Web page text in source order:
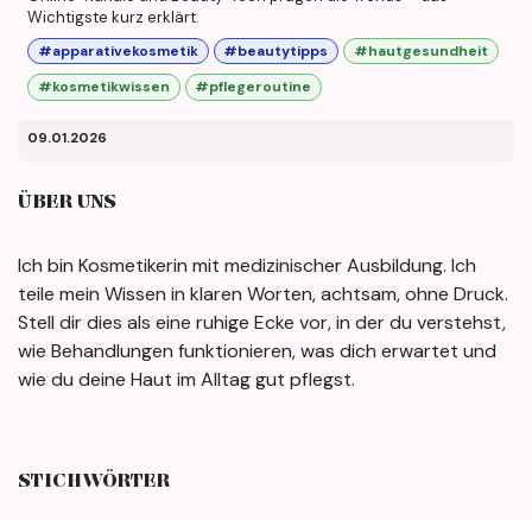
Wichtigste kurz erklärt.
#apparativekosmetik #beautytipps
#hautgesundheit
#kosmetikwissen
#pflegeroutine
09.01.2026
ÜBER UNS
Ich bin Kosmetikerin mit medizinischer Ausbildung. Ich
teile mein Wissen in klaren Worten, achtsam, ohne Druck.
Stell dir dies als eine ruhige Ecke vor, in der du verstehst,
wie Behandlungen funktionieren, was dich erwartet und
wie du deine Haut im Alltag gut pflegst.
STICHWÖRTER